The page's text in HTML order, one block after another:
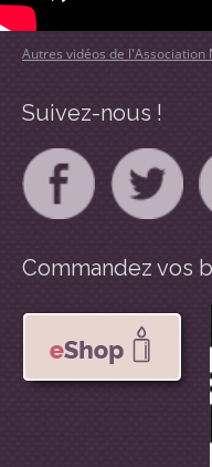
Autres vidéos de l'Association
Suivez-nous !
Commandez vos